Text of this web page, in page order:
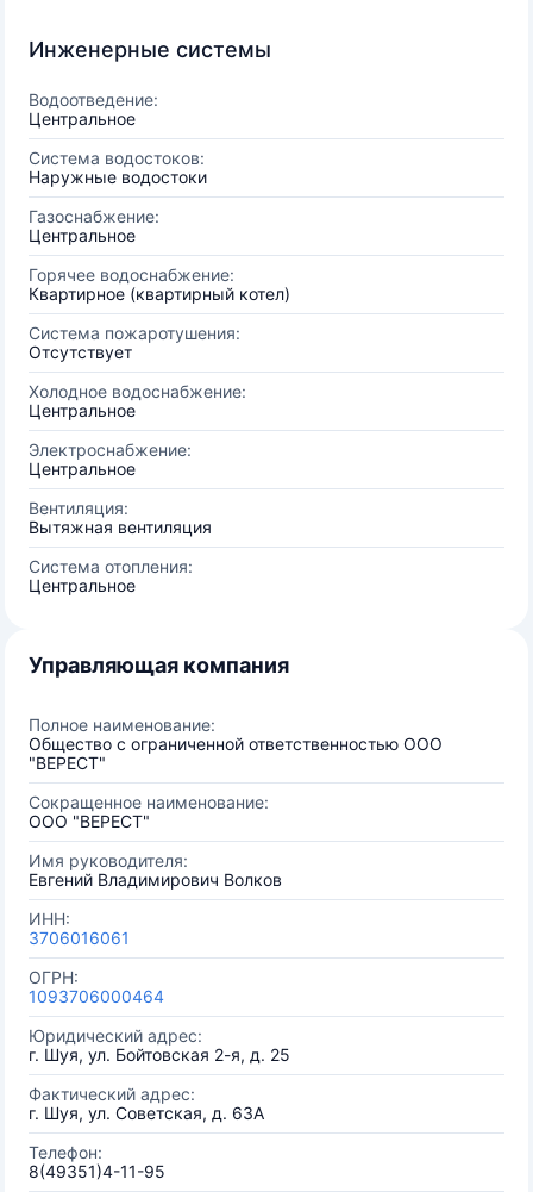
Инженерные системы
Водоотведение:
Центральное
Система водостоков:
Наружные водостоки
Газоснабжение:
Центральное
Горячее водоснабжение:
Квартирное (квартирный котел)
Система пожаротушения:
Отсутствует
Холодное водоснабжение:
Центральное
Электроснабжение:
Центральное
Вентиляция:
Вытяжная вентиляция
Система отопления:
Центральное
Управляющая компания
Полное наименование:
Общество с ограниченной ответственностью ООО
"ВЕРЕСТ"
Сокращенное наименование:
ООО "ВЕРЕСТ"
Имя руководителя:
Евгений Владимирович Волков
ИНН:
3706016061
ОГРН:
1093706000464
Юридический адрес:
г. Шуя, ул. Бойтовская 2-я, д. 25
Фактический адрес:
г. Шуя, ул. Советская, д. 63А
Телефон:
8(49351)4-11-95